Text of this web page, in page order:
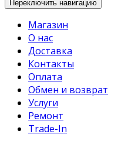
Переключить навигацию
Магазин
О нас
Доставка
Контакты
Оплата
Обмен и возврат
Услуги
Ремонт
Trade-In